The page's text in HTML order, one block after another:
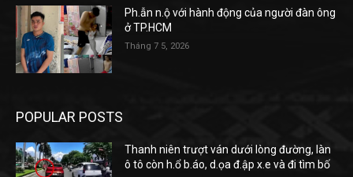
Ph.ẫn n.ộ với hành động của người đàn ông
ở TP.HCM
Tháng 7 5, 2026
POPULAR POSTS
Thanh niên trượt ván dưới lòng đường, làn
ô tô còn h.ổ b.áo, d.ọa đ.ập x.e và đi tìm bố